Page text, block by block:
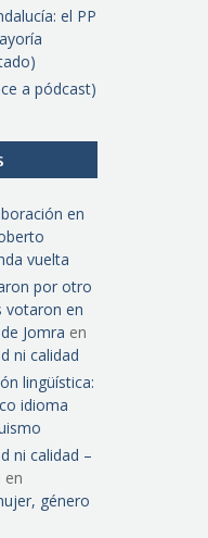
el PP
a pódcast)
en
vuelta
por otro
votaron en
Jomra en
ni calidad
lingüística:
idioma
ni calidad –
en
género